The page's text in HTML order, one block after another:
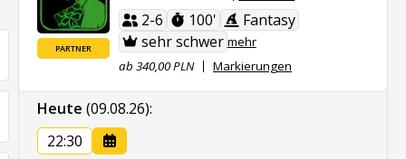
PARTNER
2-6 100'
Fantasy
sehr schwer mehr
ab 340,00 PLN
Markierungen
Heute (09.08.26):
22:30